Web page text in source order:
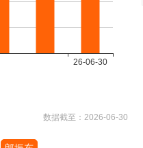
数据截至： 2026-06-30